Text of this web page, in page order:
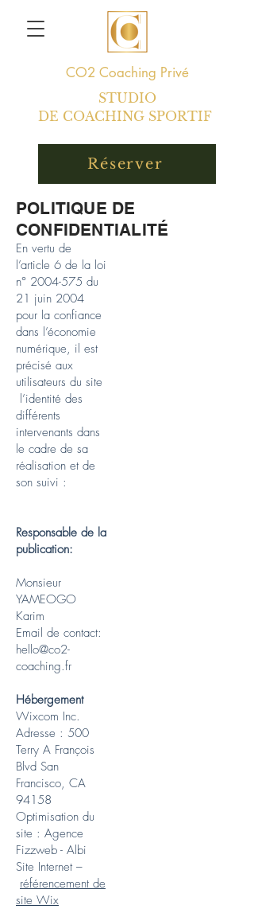
CO2 Coaching Privé
STUDIO
DE COACHING SPORTIF
Réserver
POLITIQUE DE
CONFIDENTIALITÉ
En vertu de
l’article 6 de la loi
n° 2004-575 du
21 juin 2004
pour la confiance
dans l’économie
numérique, il est
précisé aux
utilisateurs du site
l’identité des
différents
intervenants dans
le cadre de sa
réalisation et de
son suivi :
Responsable de la
publication:
Monsieur
YAMEOGO
Karim
Email de contact:
hello@co2-
coaching.fr
Hébergement
Wixcom Inc.
Adresse : 500
Terry A François
Blvd San
Francisco, CA
94158
Optimisation du
site : Agence
Fizzweb - Albi
Site Internet –
référencement de
site Wix